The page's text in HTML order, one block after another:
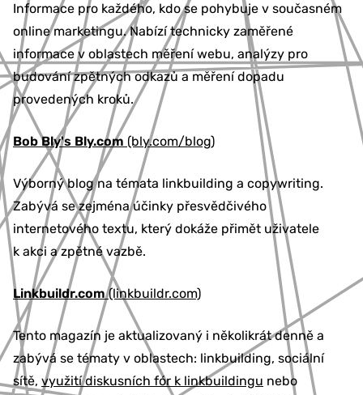
Informace pro každého, kdo se pohybuje v současném
online marketingu. Nabízí technicky zaměřené
informace v oblastech měření webu, analýzy pro
budování zpětných odkazů a měření dopadu
provedených kroků.
Bob Bly's Bly.com (bly.com/blog)
Výborný blog na témata linkbuilding a copywriting.
Zabývá se zejména účinky přesvědčivého
internetového textu, který dokáže přimět uživatele
k akci a zpětné vazbě.
Linkbuildr.com(linkbuildr.com)
Tento magazín je aktualizovaný i několikrát denně a
zabývá se tématy v oblastech: linkbuilding, sociální
sítě, využití diskusních fór k linkbuildingu nebo